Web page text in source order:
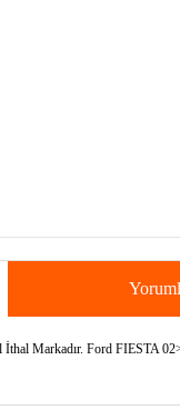
Markadır. Ford FIESTA